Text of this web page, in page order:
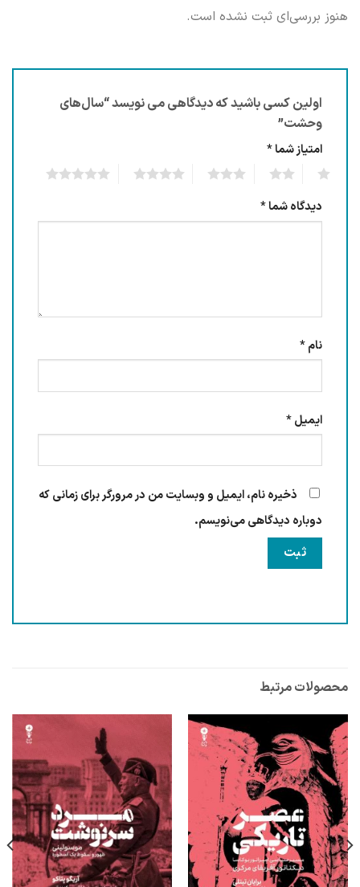
هنوز بررسی‌ای ثبت نشده است.
اولین کسی باشید که دیدگاهی می نویسد “سال‌های
وحشت”
امتیاز شما*
دیدگاه شما*
نام*
ایمیل*
ذخیره نام، ایمیل و وبسایت من در مرورگر برای زمانی که
دوباره دیدگاهی می‌نویسم.
محصولات مرتبط